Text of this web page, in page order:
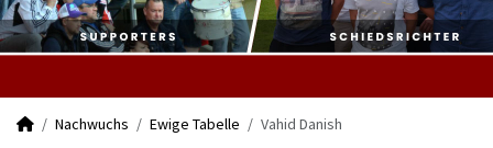
Nachwuchs Ewige Tabelle Vahid Danish